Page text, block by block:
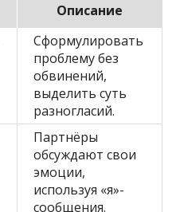
Описание
Сформулировать
проблему без
обвинений,
выделить суть
разногласий.
Партнёры
обсуждают свои
эмоции,
используя «я»-
сообщения.